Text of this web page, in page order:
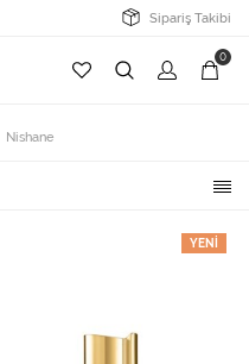
Sipariş Takibi
0
Nishane
YENI